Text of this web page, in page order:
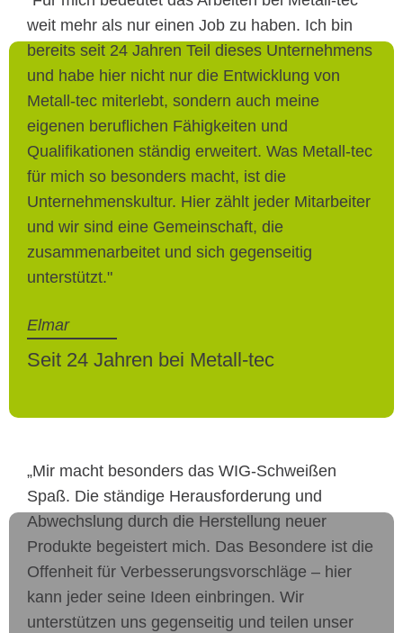
Seit 24 Jahren bei Metall-tec
weit mehr als nur einen Job zu haben. Ich bin
bereits seit 24 Jahren Teil dieses Unternehmens
und habe hier nicht nur die Entwicklung von
Metall-tec miterlebt, sondern auch meine
eigenen beruflichen Fähigkeiten und
Qualifikationen ständig erweitert. Was Metall-tec
für mich so besonders macht, ist die
Unternehmenskultur. Hier zählt jeder Mitarbeiter
und wir sind eine Gemeinschaft, die
zusammenarbeitet und sich gegenseitig
unterstützt."
Elmar
„Mir macht besonders das WIG-Schweißen
Spaß. Die ständige Herausforderung und
Abwechslung durch die Herstellung neuer
Produkte begeistert mich. Das Besondere ist die
Offenheit für Verbesserungsvorschläge – hier
kann jeder seine Ideen einbringen. Wir
unterstützen uns gegenseitig und teilen unser